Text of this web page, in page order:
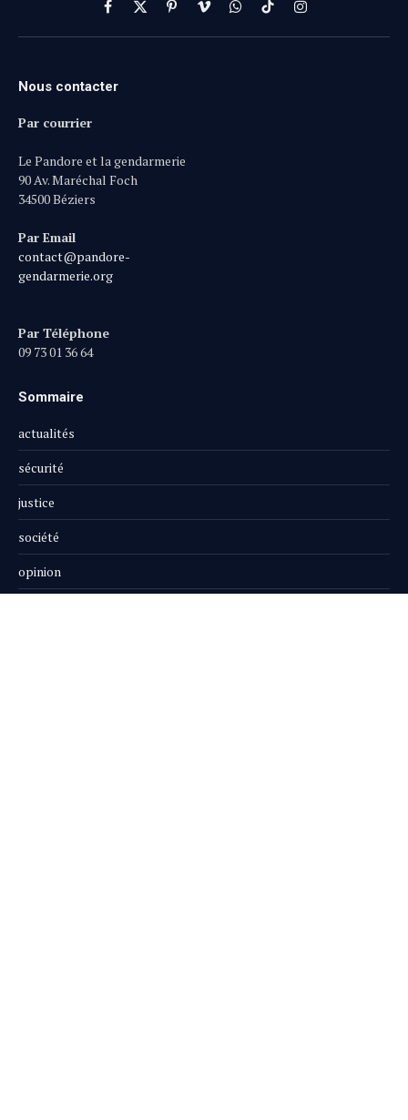
Facebook
X
(Twitter)
PinterestVimeoWhatsApp
TikTokInstagram
Nous contacter
Par courrier
Le Pandore et la gendarmerie
90 Av. Maréchal Foch
34500 Béziers
Par Email
contact@pandore-
gendarmerie.org
Par Téléphone
09 73 01 36 64
Sommaire
actualités
sécurité
justice
société
opinion